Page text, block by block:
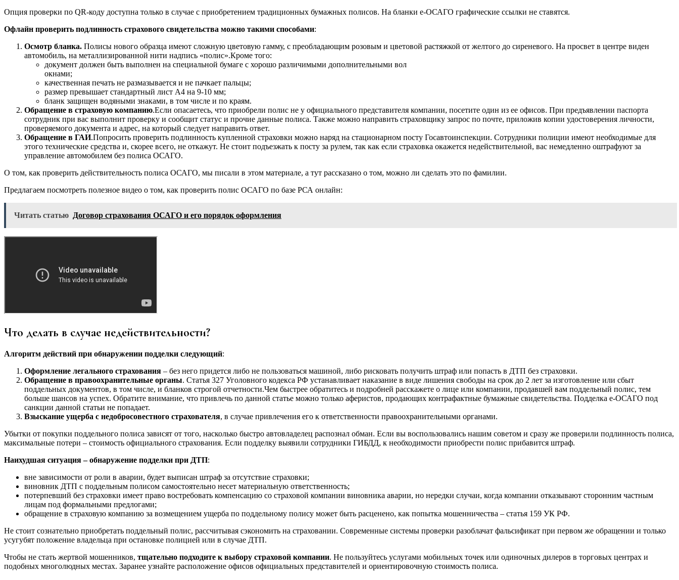
Опция проверки по QR-коду доступна только в случае с приобретением традиционных бумажных полисов. На бланки е-ОСАГО графические ссылки не ставятся.
Офлайн проверить подлинность страхового свидетельства можно такими способами:
Осмотр бланка. Полисы нового образца имеют сложную цветовую гамму, с преобладающим розовым и цветовой растяжкой от желтого до сиреневого. На просвет в центре виден
автомобиль, на металлизированной нити надпись «полис».Кроме того:
документ должен быть выполнен на специальной бумаге с хорошо различимыми дополнительными вол
окнами;
качественная печать не размазывается и не пачкает пальцы;
размер превышает стандартный лист А4 на 9-10 мм;
бланк защищен водяными знаками, в том числе и по краям.
Обращение в страховую компанию.Если опасаетесь, что приобрели полис не у официального представителя компании, посетите один из ее офисов. При предъявлении паспорта
сотрудник при вас выполнит проверку и сообщит статус и прочие данные полиса. Также можно направить страховщику запрос по почте, приложив копии удостоверения личности,
проверяемого документа и адрес, на который следует направить ответ.
Обращение в ГАИ.Попросить проверить подлинность купленной страховки можно наряд на стационарном посту Госавтоинспекции. Сотрудники полиции имеют необходимые для
этого технические средства и, скорее всего, не откажут. Не стоит подъезжать к посту за рулем, так как если страховка окажется недействительной, вас немедленно оштрафуют за
управление автомобилем без полиса ОСАГО.
О том, как проверить действительность полиса ОСАГО, мы писали в этом материале, а тут рассказано о том, можно ли сделать это по фамилии.
Предлагаем посмотреть полезное видео о том, как проверить полис ОСАГО по базе РСА онлайн:
Читать статью Договор страхования ОСАГО и его порядок оформления
Что делать в случае недействительности?
Алгоритм действий при обнаружении подделки следующий:
Оформление легального страхования – без него придется либо не пользоваться машиной, либо рисковать получить штраф или попасть в ДТП без страховки.
Обращение в правоохранительные органы. Статья 327 Уголовного кодекса РФ устанавливает наказание в виде лишения свободы на срок до 2 лет за изготовление или сбыт
поддельных документов, в том числе, и бланков строгой отчетности.Чем быстрее обратитесь и подробней расскажете о лице или компании, продавшей вам поддельный полис, тем
больше шансов на успех. Обратите внимание, что привлечь по данной статье можно только аферистов, продающих контрафактные бумажные свидетельства. Подделка е-ОСАГО под
санкции данной статьи не попадает.
Взыскание ущерба с недобросовестного страхователя, в случае привлечения его к ответственности правоохранительными органами.
Убытки от покупки поддельного полиса зависят от того, насколько быстро автовладелец распознал обман. Если вы воспользовались нашим советом и сразу же проверили подлинность полиса,
максимальные потери – стоимость официального страхования. Если подделку выявили сотрудники ГИБДД, к необходимости приобрести полис прибавится штраф.
Наихудшая ситуация – обнаружение подделки при ДТП:
вне зависимости от роли в аварии, будет выписан штраф за отсутствие страховки;
виновник ДТП с поддельным полисом самостоятельно несет материальную ответственность;
потерпевший без страховки имеет право востребовать компенсацию со страховой компании виновника аварии, но нередки случаи, когда компании отказывают сторонним частным
лицам под формальными предлогами;
обращение в страховую компанию за возмещением ущерба по поддельному полису может быть расценено, как попытка мошенничества – статья 159 УК РФ.
Не стоит сознательно приобретать поддельный полис, рассчитывая сэкономить на страховании. Современные системы проверки разоблачат фальсификат при первом же обращении и только
усугубят положение владельца при остановке полицией или в случае ДТП.
Чтобы не стать жертвой мошенников, тщательно подходите к выбору страховой компании. Не пользуйтесь услугами мобильных точек или одиночных дилеров в торговых центрах и
подобных многолюдных местах. Заранее узнайте расположение офисов официальных представителей и ориентировочную стоимость полиса.